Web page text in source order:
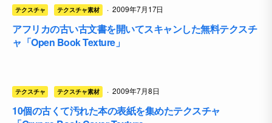
テクスチャ テクスチャ素材 · 2009年7月17日
アフリカの古い古文書を開いてスキャンした無料テクスチ
ャ「Open Book Texture」
テクスチャ テクスチャ素材 · 2009年7月8日
10個の古くて汚れた本の表紙を集めたテクスチャ